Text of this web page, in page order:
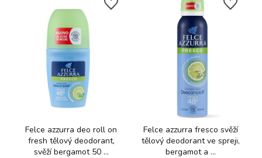
Felce azzurra deo roll on
fresh tělový deodorant,
svěží bergamot 50 ...
Felce azzurra fresco svěží
tělový deodorant ve spreji,
bergamot a ...